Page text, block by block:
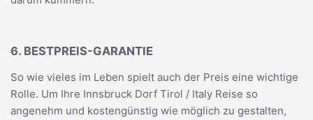
6. BESTPREIS-GARANTIE
So wie vieles im Leben spielt auch der Preis eine wichtige
Rolle. Um Ihre Innsbruck Dorf Tirol / Italy Reise so
angenehm und kostengünstig wie möglich zu gestalten,